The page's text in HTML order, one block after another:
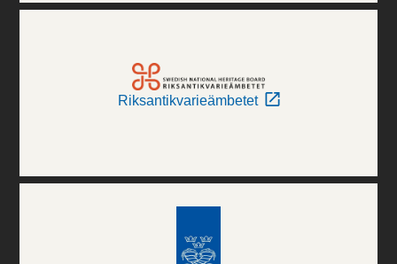
Riksantikvarieämbetet